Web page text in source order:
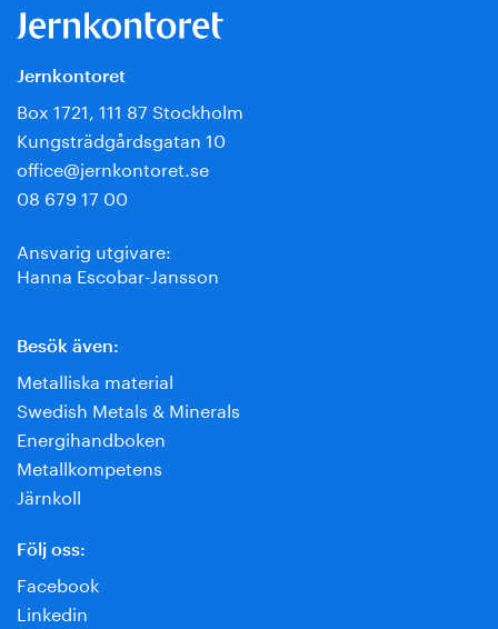
Jernkontoret
Box 1721, 111 87 Stockholm
Kungsträdgårdsgatan 10
office@jernkontoret.se
08 679 17 00
Ansvarig utgivare:
Hanna Escobar-Jansson
Besök även:
Metalliska material
Swedish Metals & Minerals
Energihandboken
Metallkompetens
Järnkoll
Följ oss:
Facebook
Linkedin